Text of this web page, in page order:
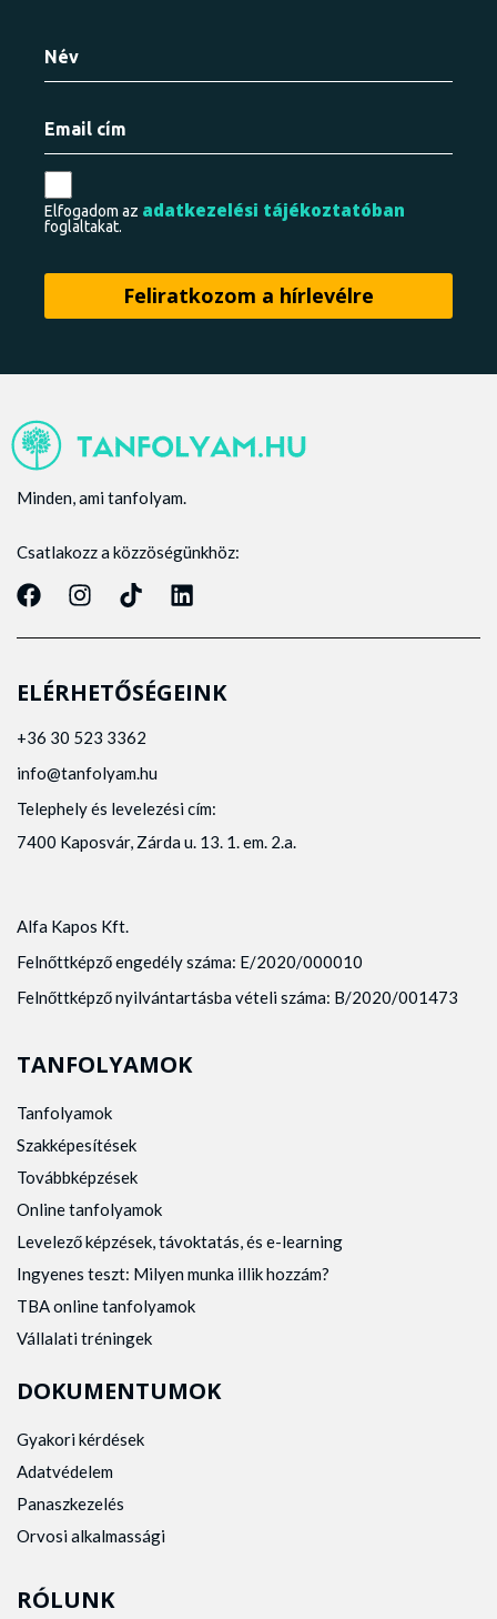
Elfogadom az adatkezelési tájékoztatóban
foglaltakat.
Minden, ami tanfolyam.
Csatlakozz a közzöségünkhöz:
ELÉRHETŐSÉGEINK
+36 30 523 3362
info@tanfolyam.hu
Telephely és levelezési cím:
7400 Kaposvár, Zárda u. 13. 1. em. 2.a.
Alfa Kapos Kft.
Felnőttképző engedély száma: E/2020/000010
Felnőttképző nyilvántartásba vételi száma: B/2020/001473
TANFOLYAMOK
Tanfolyamok
Szakképesítések
Továbbképzések
Online tanfolyamok
Levelező képzések, távoktatás, és e-learning
Ingyenes teszt: Milyen munka illik hozzám?
TBA online tanfolyamok
Vállalati tréningek
DOKUMENTUMOK
Gyakori kérdések
Adatvédelem
Panaszkezelés
Orvosi alkalmassági
RÓLUNK